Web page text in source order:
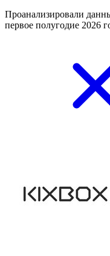
Проанализировали
первое полугодие 2026